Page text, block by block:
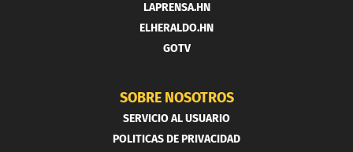
LAPRENSA.HN
ELHERALDO.HN
GOTV
SOBRE NOSOTROS
SERVICIO AL USUARIO
POLITICAS DE PRIVACIDAD